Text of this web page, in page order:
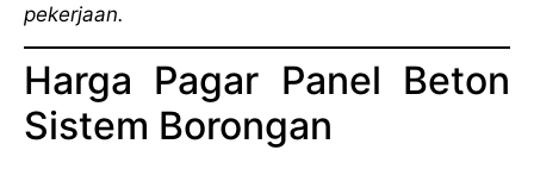
pekerjaan.
Harga Pagar Panel Beton
Sistem Borongan